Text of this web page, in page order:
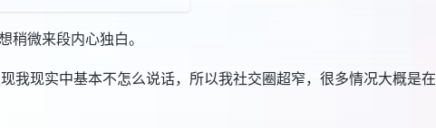
微来段内心独白。
我现实中基本不怎么说话，所以我社交圈超窄，很多情况大概是在